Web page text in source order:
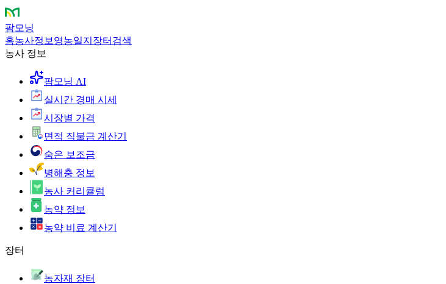
팜모닝
홈농사정보 영농일지 장터 검색
농사 정보
팜모닝 AI
실시간 경매 시세
시장별 가격
면적 직불금 계산기
숨은 보조금
병해충 정보
농사 커리큘럼
농약 정보
농약 비료 계산기
장터
농자재 장터